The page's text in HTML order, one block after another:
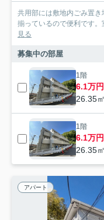
共用部には敷地内ごみ置
揃っているので便利です
見る
募集中の部屋
1階
6.1万円
26.35
1階
6.1万円
26.35
アパート